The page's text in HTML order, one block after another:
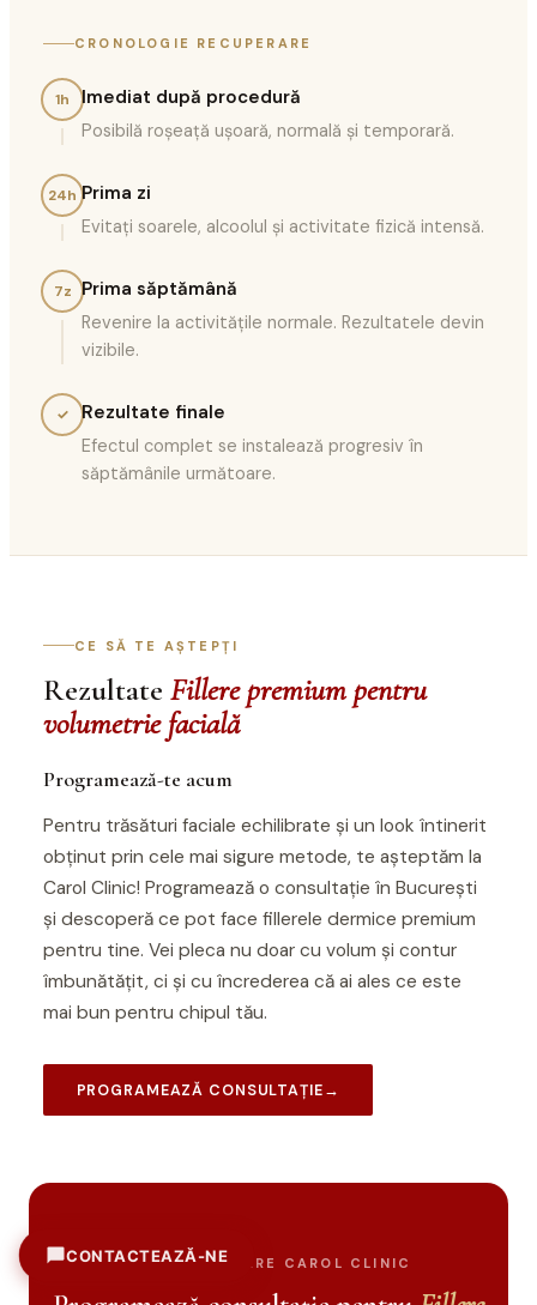
CRONOLOGIE RECUPERARE
1h Imediat după procedură
Posibilă roșeață ușoară, normală și temporară.
24h Prima zi
Evitați soarele, alcoolul și activitate fizică intensă.
7z Prima săptămână
Revenire la activitățile normale. Rezultatele devin
vizibile.
✓ Rezultate finale
Efectul complet se instalează progresiv în
săptămânile următoare.
CE SĂ TE AȘTEPȚI
Rezultate Fillere premium pentru
volumetrie facială
Programează-te acum
Pentru trăsături faciale echilibrate și un look întinerit
obținut prin cele mai sigure metode, te așteptăm la
Carol Clinic! Programează o consultație în București
și descoperă ce pot face fillerele dermice premium
pentru tine. Vei pleca nu doar cu volum și contur
îmbunătățit, ci și cu încrederea că ai ales ce este
mai bun pentru chipul tău.
PROGRAMEAZĂ CONSULTAȚIE→
PROGRAMARE CAROL CLINIC
CONTACTEAZĂ-NE